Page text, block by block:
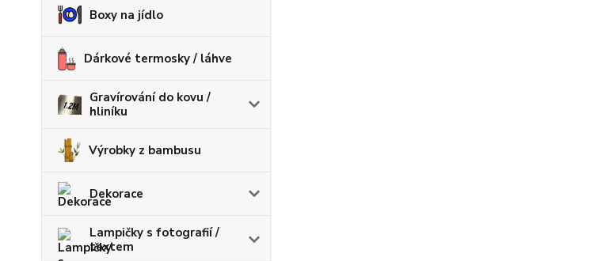
Boxy na jídlo
Dárkové termosky / láhve
Gravírování do kovu /
hliníku
Výrobky z bambusu
Dekorace
Lampičky s fotografií /
textem